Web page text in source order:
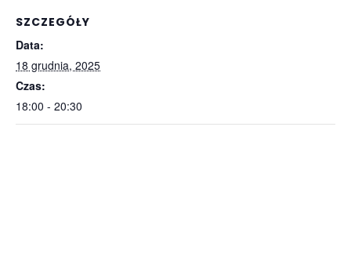
SZCZEGÓŁY
Data:
18 grudnia, 2025
Czas:
18:00 - 20:30